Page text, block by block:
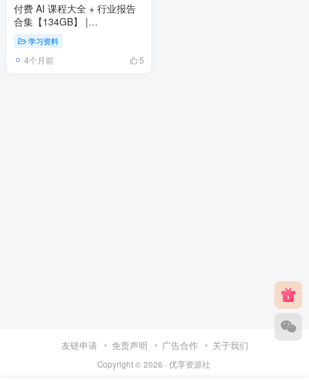
付费 AI 课程大全 + 行业报告
合集【134GB】 |
Midjourney/ChatGPT/StableDiffusion
全套资源
学习资料
4个月前 5
友链申请 免责声明 广告合作 关于我们
Copyright © 2026 · 优享资源社